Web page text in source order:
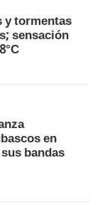
y tormentas
sensación
en
bandas